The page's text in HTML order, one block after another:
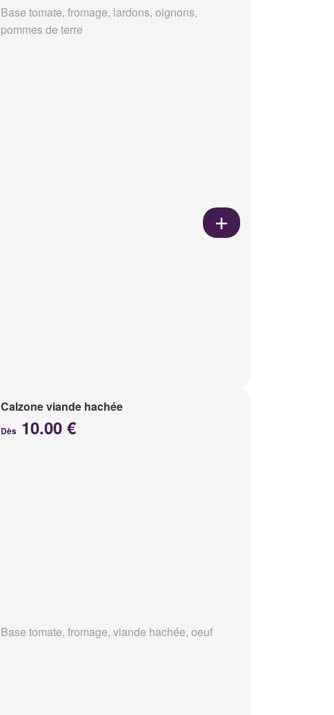
Base tomate, fromage, lardons, oignons,
pommes de terre
Calzone viande hachée
Dès 10.00 €
Base tomate, fromage, viande hachée, oeuf